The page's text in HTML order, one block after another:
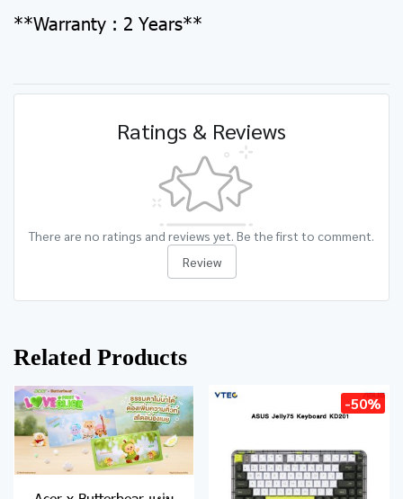
**Warranty : 2 Years**
Ratings & Reviews
There are no ratings and reviews yet. Be the first to comment.
Review
Related Products
-50%